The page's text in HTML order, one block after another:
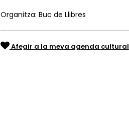
Organitza: Buc de Llibres
Afegir a la meva agenda cultural